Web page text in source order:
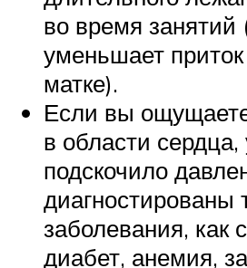
во время занятий
уменьшает приток
матке).
Если вы
в области сердца,
подскочило
диагностированы
заболевания, как
диабет, анемия,